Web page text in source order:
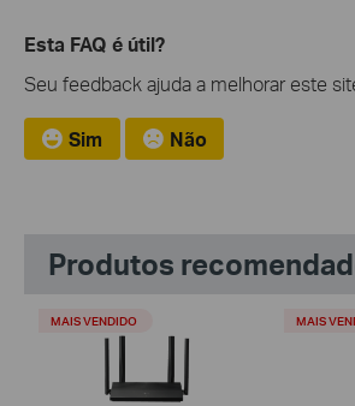
Esta FAQ é útil?
Seu feedback ajuda a melhorar este
Sim Não
Produtos
MAIS VENDIDO MAIS